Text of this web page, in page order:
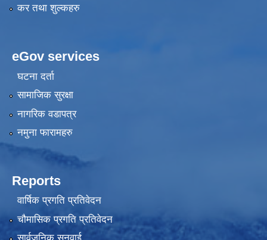
कर तथा शुल्कहरु
eGov services
घटना दर्ता
सामाजिक सुरक्षा
नागरिक वडापत्र
नमुना फारामहरु
Reports
वार्षिक प्रगति प्रतिवेदन
चौमासिक प्रगति प्रतिवेदन